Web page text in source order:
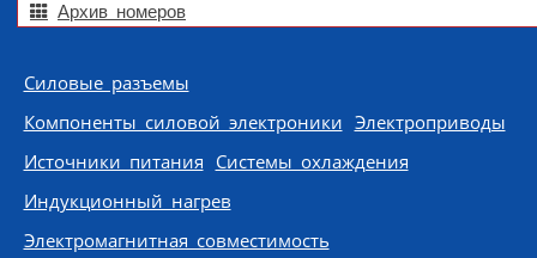
Архив номеров
Skip to content
Силовые разъемы
Компоненты силовой электроники Электроприводы
Источники питания Системы охлаждения
Индукционный нагрев
Электромагнитная совместимость